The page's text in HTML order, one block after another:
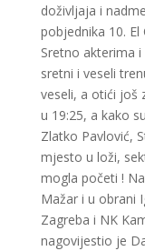
doživljaja i
pobjednika 10. El
Sretno akterima
sretni i veseli
veseli, a otići još
u 19:25, a kako
Zlatko Pavlović,
mjesto u loži,
mogla početi !
Mažar i u obrani
Zagreba i NK
nagovijestio je